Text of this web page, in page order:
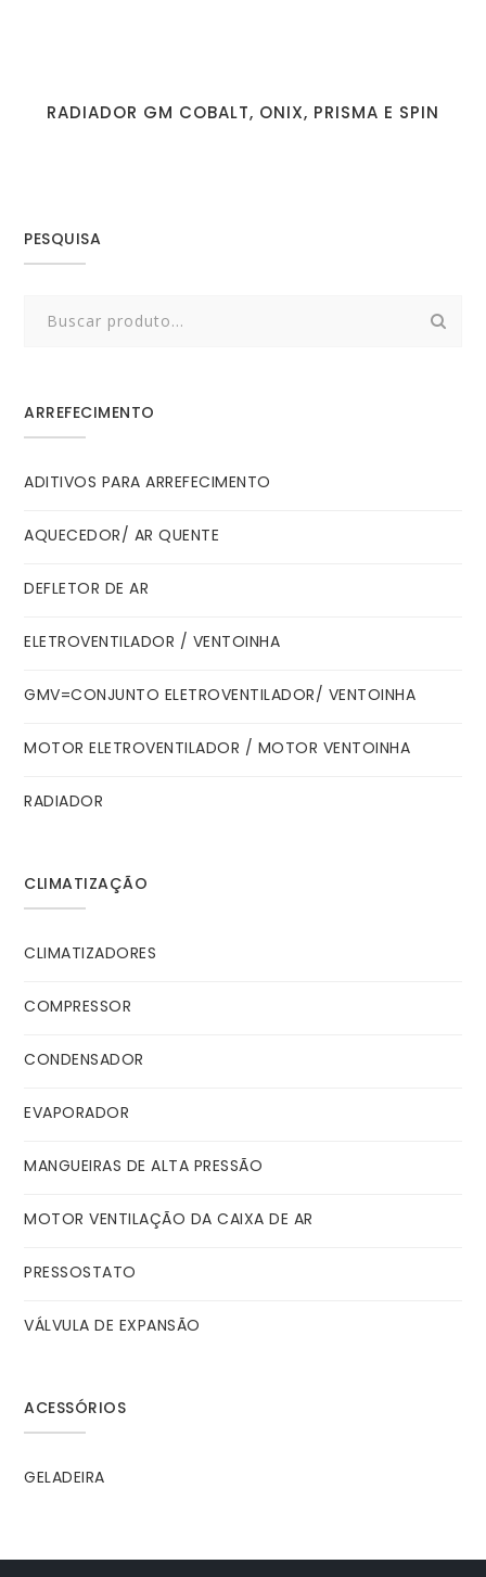
RADIADOR GM COBALT, ONIX, PRISMA E SPIN
PESQUISA
ARREFECIMENTO
ADITIVOS PARA ARREFECIMENTO
AQUECEDOR/ AR QUENTE
DEFLETOR DE AR
ELETROVENTILADOR / VENTOINHA
GMV=CONJUNTO ELETROVENTILADOR/ VENTOINHA
MOTOR ELETROVENTILADOR / MOTOR VENTOINHA
RADIADOR
CLIMATIZAÇÃO
CLIMATIZADORES
COMPRESSOR
CONDENSADOR
EVAPORADOR
MANGUEIRAS DE ALTA PRESSÃO
MOTOR VENTILAÇÃO DA CAIXA DE AR
PRESSOSTATO
VÁLVULA DE EXPANSÃO
ACESSÓRIOS
GELADEIRA